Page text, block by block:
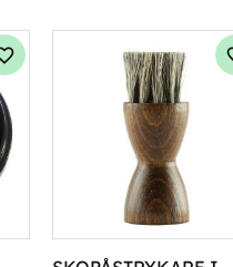
Lägg till i favoriter